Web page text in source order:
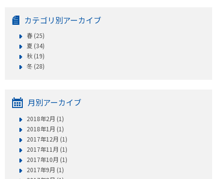
天気
Well-being
ショッピング
会社概要・ビジョン
お問い合わせ
カテゴリ別アーカイブ
春 (25)
夏 (34)
秋 (19)
冬 (28)
月別アーカイブ
2018年2月 (1)
2018年1月 (1)
2017年12月 (1)
2017年11月 (1)
2017年10月 (1)
2017年9月 (1)